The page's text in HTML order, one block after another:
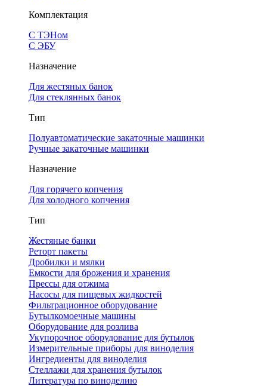
Комплектация
С ТЭНом
С ЭБУ
Назначение
Для жестяных банок
Для стеклянных банок
Тип
Полуавтоматические закаточные машинки
Ручные закаточные машинки
Назначение
Для горячего копчения
Для холодного копчения
Тип
Жестяные банки
Реторт пакеты
Дробилки и мялки
Емкости для брожения и хранения
Прессы для отжима
Насосы для пищевых жидкостей
Фильтрационное оборудование
Бутылкомоечные машины
Оборудование для розлива
Укупорочное оборудование для бутылок
Измерительные приборы для виноделия
Ингредиенты для виноделия
Стеллажи для хранения бутылок
Литература по виноделию